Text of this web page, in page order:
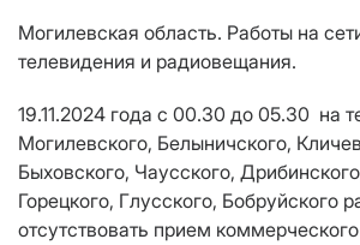
Могилевская область. Работы на
телевидения и радиовещания.
19.11.2024 года с 00.30 до 05.30 на
Могилевского, Белыничского,
Быховского, Чаусского,
Горецкого, Глусского, Бобруйского
отсутствовать прием